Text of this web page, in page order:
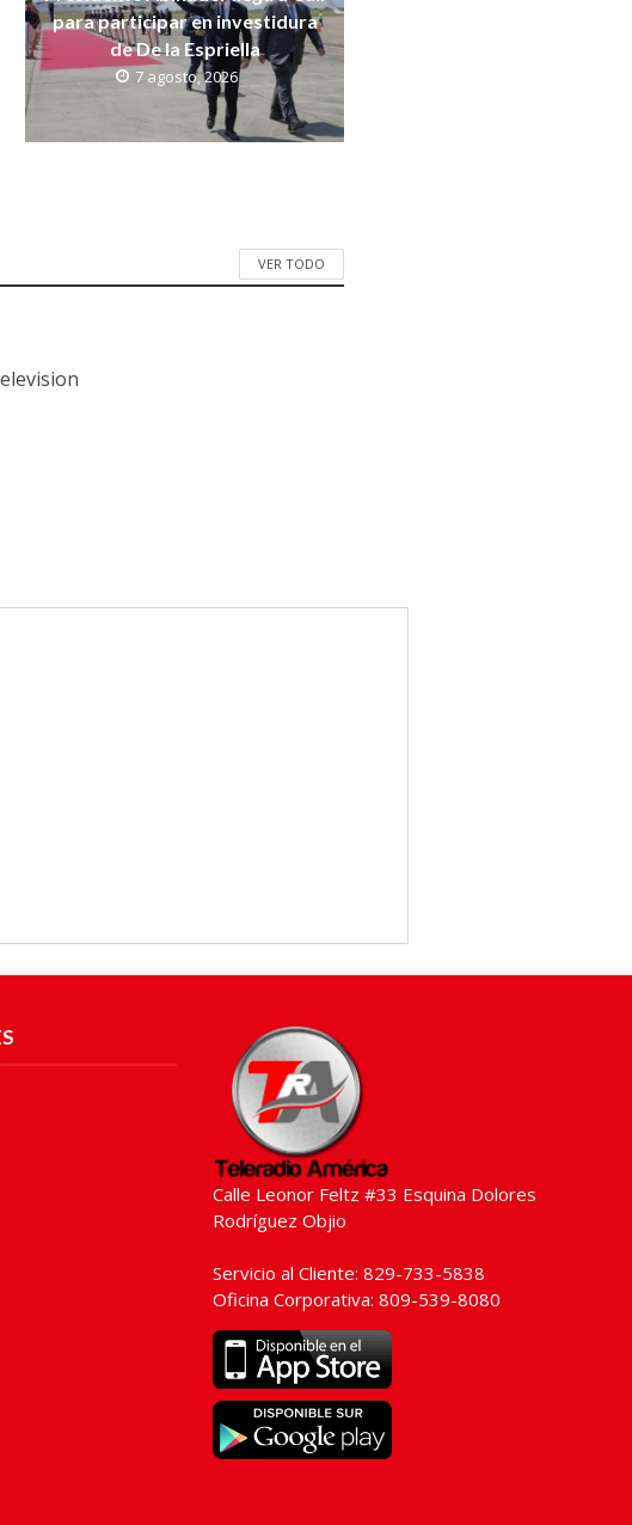
para participar en investidura
de De la Espriella
7 agosto, 2026
VER TODO
Calle Leonor Feltz #33 Esquina Dolores
Rodríguez Objio
Servicio al Cliente: 829-733-5838
Oficina Corporativa: 809-539-8080